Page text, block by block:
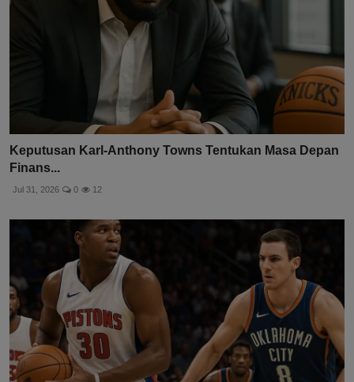
Keputusan Karl-Anthony Towns Tentukan Masa Depan
Finans...
Jul 31, 2026 0 12